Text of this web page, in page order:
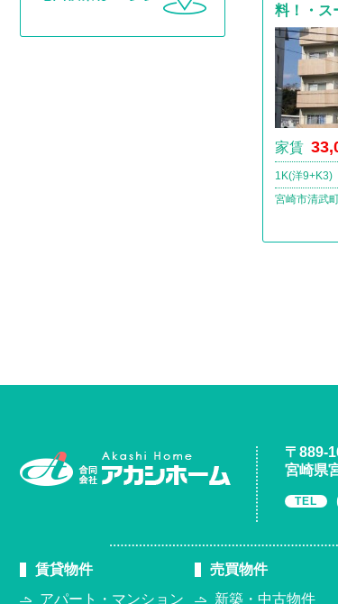
料！・ス
家賃
1K(洋9+K3)
宮崎市清武
〒889-
宮崎県
TEL
賃貸物件
アパート・マンション
売買物件
新築・中古物件